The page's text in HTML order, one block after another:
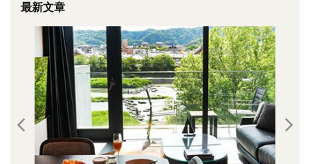
關於Yilan
個人著作
活動實況記錄
媒體報導一覽
合作與代言
訂閱電子報
最新文章